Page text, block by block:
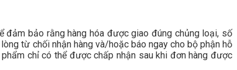
đảm bảo rằng hàng hóa được giao đúng chủng loại, số
từ chối nhận hàng và/hoặc báo ngay cho bộ phận hỗ
chỉ có thể được chấp nhận sau khi đơn hàng được